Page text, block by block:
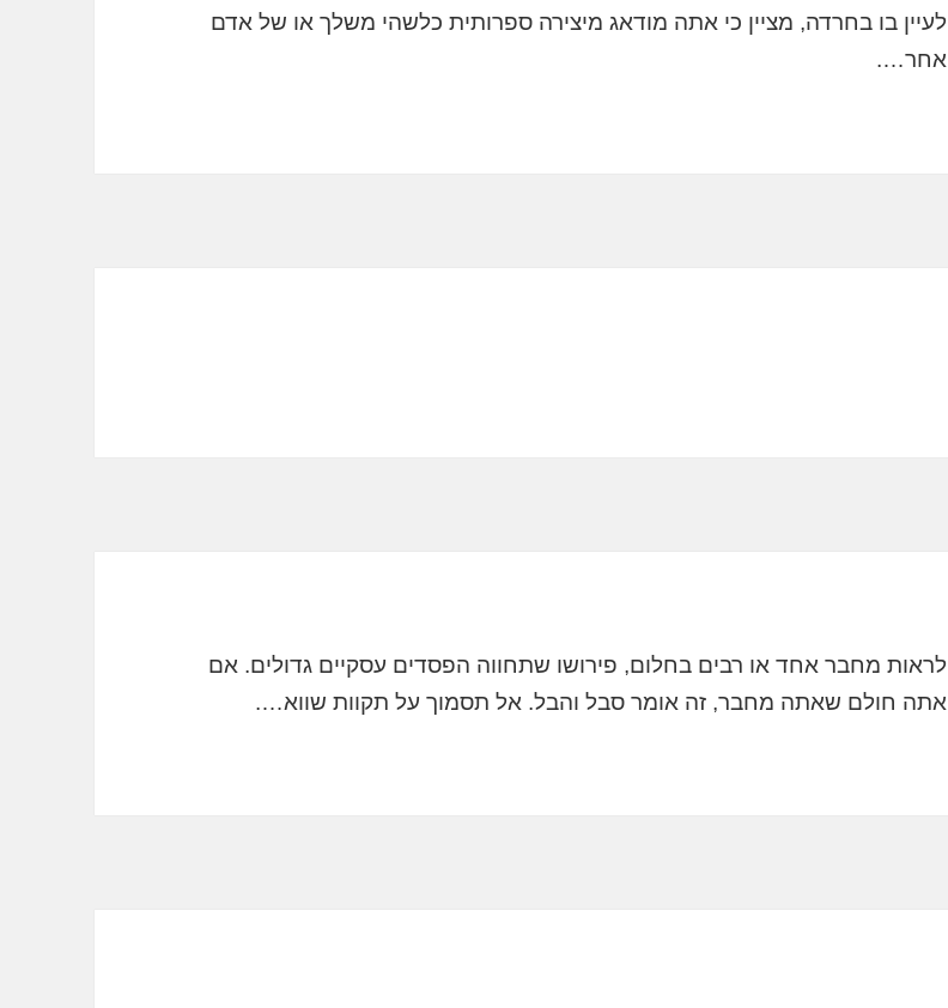
לעיין בו בחרדה, מציין כי אתה מודאג מיצירה ספרותית כלשהי משלך או של אדם
אחר….
לראות מחבר אחד או רבים בחלום, פירושו שתחווה הפסדים עסקיים גדולים. אם
אתה חולם שאתה מחבר, זה אומר סבל והבל. אל תסמוך על תקוות שווא….